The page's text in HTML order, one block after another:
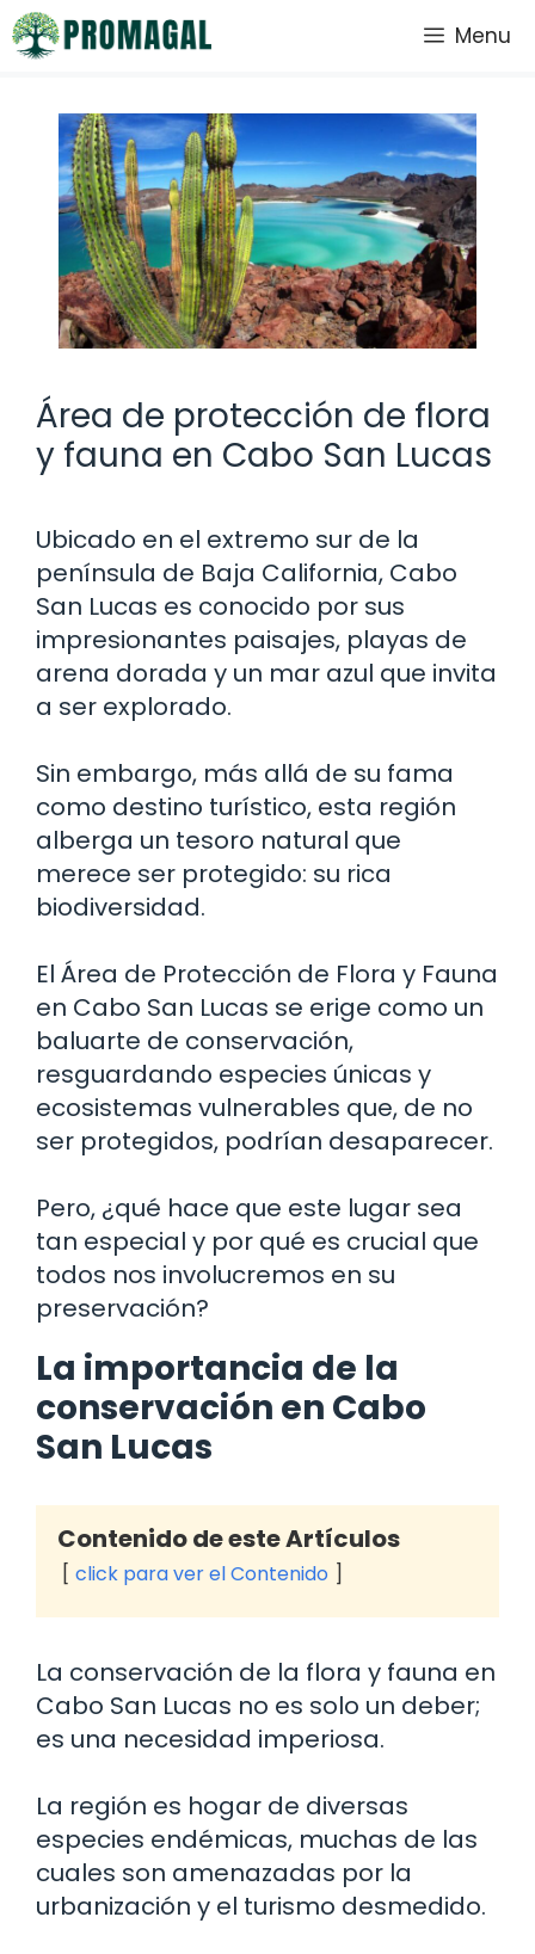
Saltar
al
Menu
Área de protección de flora
y fauna en Cabo San Lucas
Ubicado en el extremo sur de la
península de Baja California, Cabo
San Lucas es conocido por sus
impresionantes paisajes, playas de
arena dorada y un mar azul que invita
a ser explorado.
Sin embargo, más allá de su fama
como destino turístico, esta región
alberga un tesoro natural que
merece ser protegido: su rica
biodiversidad.
El Área de Protección de Flora y Fauna
en Cabo San Lucas se erige como un
baluarte de conservación,
resguardando especies únicas y
ecosistemas vulnerables que, de no
ser protegidos, podrían desaparecer.
Pero, ¿qué hace que este lugar sea
tan especial y por qué es crucial que
todos nos involucremos en su
preservación?
La importancia de la
conservación en Cabo
San Lucas
Contenido de este Artículos
click para ver el Contenido
La conservación de la flora y fauna en
Cabo San Lucas no es solo un deber;
es una necesidad imperiosa.
La región es hogar de diversas
especies endémicas, muchas de las
cuales son amenazadas por la
urbanización y el turismo desmedido.